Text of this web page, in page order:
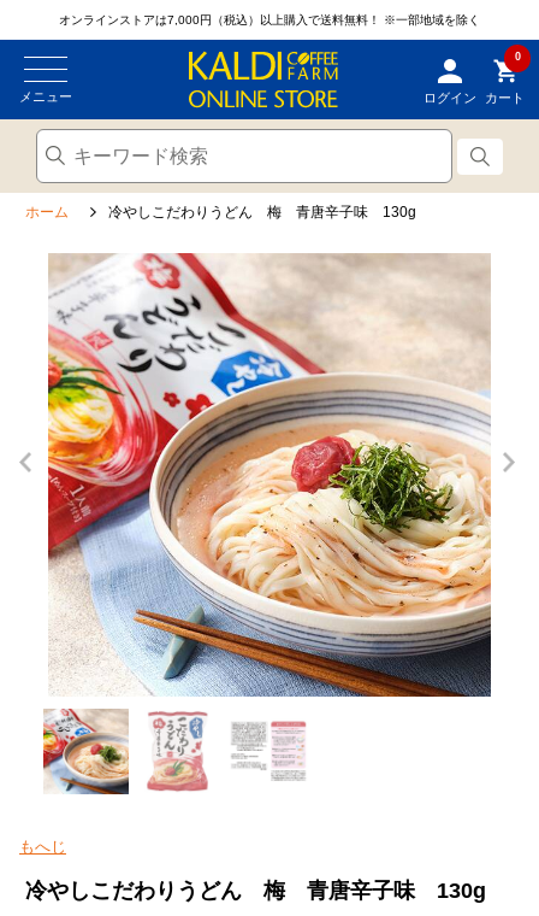
オンラインストアは7,000円（税込）以上購入で送料無料！ ※一部地域を除く
メニュー ログイン
0
カート
ホーム 冷やしこだわりうどん 梅 青唐辛子味 130g
もへじ
冷やしこだわりうどん 梅 青唐辛子味 130g